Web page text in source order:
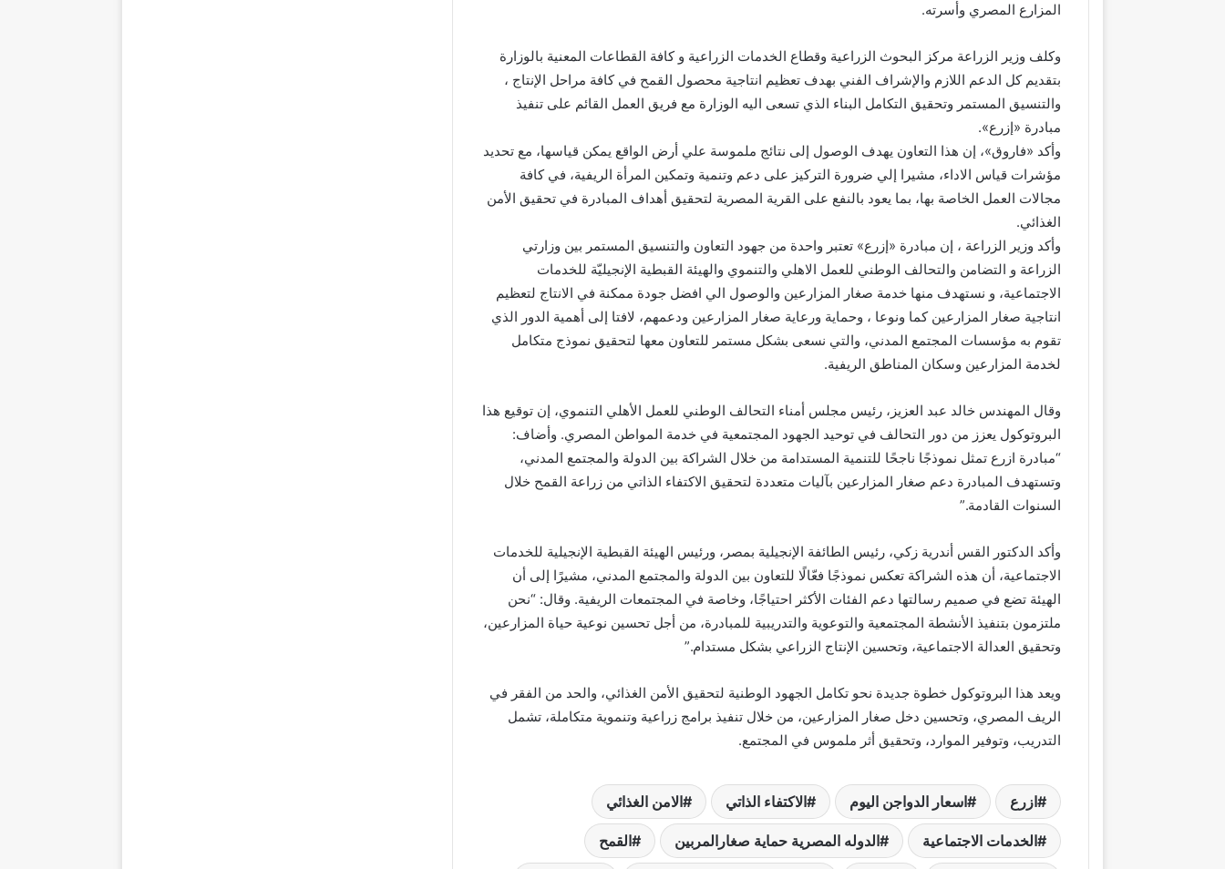
المزارع المصري وأسرته.
وكلف وزير الزراعة مركز البحوث الزراعية وقطاع الخدمات الزراعية و كافة القطاعات المعنية بالوزارة
بتقديم كل الدعم اللازم والإشراف الفني بهدف تعظيم انتاجية محصول القمح في كافة مراحل الإنتاج ،
والتنسيق المستمر وتحقيق التكامل البناء الذي تسعى اليه الوزارة مع فريق العمل القائم على تنفيذ
مبادرة «إزرع».
وأكد «فاروق»، إن هذا التعاون يهدف الوصول إلى نتائج ملموسة علي أرض الواقع يمكن قياسها، مع تحديد
مؤشرات قياس الاداء، مشيرا إلي ضرورة التركيز على دعم وتنمية وتمكين المرأة الريفية، في كافة
مجالات العمل الخاصة بها، بما يعود بالنفع على القرية المصرية لتحقيق أهداف المبادرة في تحقيق الأمن
الغذائي.
‎وأكد وزير الزراعة ، إن مبادرة «إزرع» تعتبر واحدة من جهود التعاون والتنسيق المستمر بين وزارتي
الزراعة و التضامن والتحالف الوطني للعمل الاهلي والتنموي والهيئة القبطية الإنجيليّة للخدمات
الاجتماعية، و نستهدف منها خدمة صغار المزارعين والوصول الي افضل جودة ممكنة في الانتاج لتعظيم
انتاجية صغار المزارعين كما ونوعا ، وحماية ورعاية صغار المزارعين ودعمهم، لافتا إلى أهمية الدور الذي
تقوم به مؤسسات المجتمع المدني، والتي نسعى بشكل مستمر للتعاون معها لتحقيق نموذج متكامل
لخدمة المزارعين وسكان المناطق الريفية.
وقال المهندس خالد عبد العزيز، رئيس مجلس أمناء التحالف الوطني للعمل الأهلي التنموي، إن توقيع هذا
البروتوكول يعزز من دور التحالف في توحيد الجهود المجتمعية في خدمة المواطن المصري. وأضاف:
“مبادرة ازرع تمثل نموذجًا ناجحًا للتنمية المستدامة من خلال الشراكة بين الدولة والمجتمع المدني،
وتستهدف المبادرة دعم صغار المزارعين بآليات متعددة لتحقيق الاكتفاء الذاتي من زراعة القمح خلال
السنوات القادمة.”
وأكد الدكتور القس أندرية زكي، رئيس الطائفة الإنجيلية بمصر، ورئيس الهيئة القبطية الإنجيلية للخدمات
الاجتماعية، أن هذه الشراكة تعكس نموذجًا فعّالًا للتعاون بين الدولة والمجتمع المدني، مشيرًا إلى أن
الهيئة تضع في صميم رسالتها دعم الفئات الأكثر احتياجًا، وخاصة في المجتمعات الريفية. وقال: “نحن
ملتزمون بتنفيذ الأنشطة المجتمعية والتوعوية والتدريبية للمبادرة، من أجل تحسين نوعية حياة المزارعين،
وتحقيق العدالة الاجتماعية، وتحسين الإنتاج الزراعي بشكل مستدام.”
ويعد هذا البروتوكول خطوة جديدة نحو تكامل الجهود الوطنية لتحقيق الأمن الغذائي، والحد من الفقر في
الريف المصري، وتحسين دخل صغار المزارعين، من خلال تنفيذ برامج زراعية وتنموية متكاملة، تشمل
التدريب، وتوفير الموارد، وتحقيق أثر ملموس في المجتمع. ‎
ازرع اسعار الدواجن اليوم الاكتفاء الذاتي الامن الغذائي
الخدمات الاجتماعية الدوله المصرية حماية صغارالمربين القمح